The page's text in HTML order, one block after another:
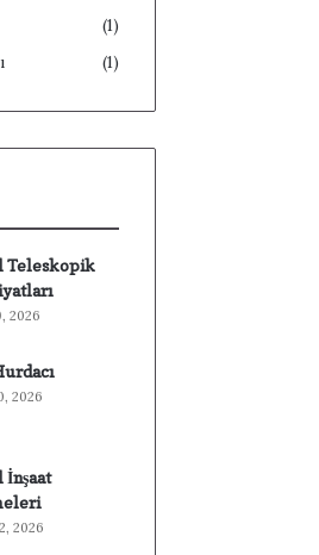
(1)
(1)
Teleskopik
2026
2026
İnşaat
2026